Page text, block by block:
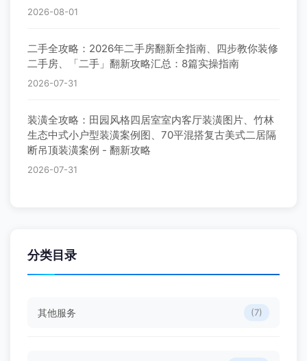
2026-08-01
二手全攻略：2026年二手房翻新全指南、四步教你装修
二手房、「二手」翻新攻略汇总：8篇实操指南
2026-07-31
装潢全攻略：田园风格四居室室内客厅装潢图片、竹林
生态中式小户型装潢案例图、70平混搭复古美式二居隔
断吊顶装潢案例 - 翻新攻略
2026-07-31
分类目录
其他服务 (7)